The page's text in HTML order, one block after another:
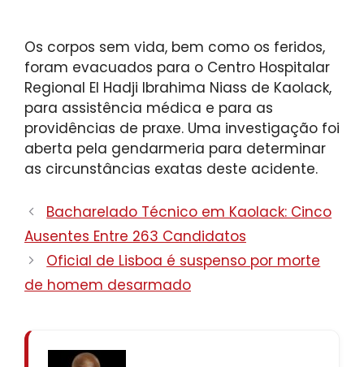
Os corpos sem vida, bem como os feridos,
foram evacuados para o Centro Hospitalar
Regional El Hadji Ibrahima Niass de Kaolack,
para assistência médica e para as
providências de praxe. Uma investigação foi
aberta pela gendarmeria para determinar
as circunstâncias exatas deste acidente.
Bacharelado Técnico em Kaolack: Cinco
Ausentes Entre 263 Candidatos
Oficial de Lisboa é suspenso por morte
de homem desarmado